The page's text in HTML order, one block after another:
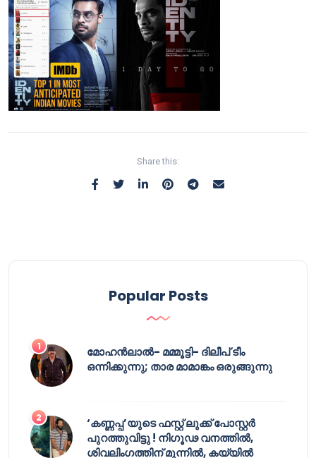
Share this:
Popular Posts
മോഹൻലാൽ- മമ്മൂട്ടി- ദിലീപ് ടീം
ഒന്നിക്കുന്നു; താര മാമാങ്കം ഒരുങ്ങുന്നു
‘കണ്ണപ്പ’യുടെ ഫസ്റ്റ് ലുക്ക് പോസ്റ്റർ
പുറത്തുവിട്ടു ! നിഗൂഢ വനത്തിൽ,
ശിവലിംഗത്തിന് മുന്നിൽ, കയ്യിൽ